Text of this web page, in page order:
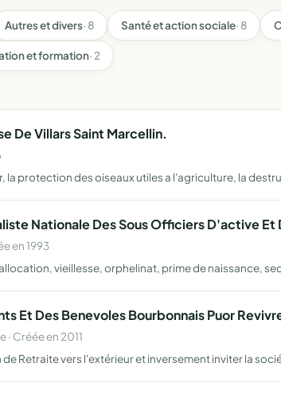
Autres et divers· 8 Santé et action sociale· 8
et formation· 2
De Villars Saint Marcellin.
la protection des oiseaux utiles a l'agriculture, la
Nationale Des Sous Officiers D'active
en 1993
vieillesse, orphelinat, prime de naissance,
Et Des Benevoles Bourbonnais Puor
Créée en 2011
Retraite vers l'extérieur et inversement inviter la